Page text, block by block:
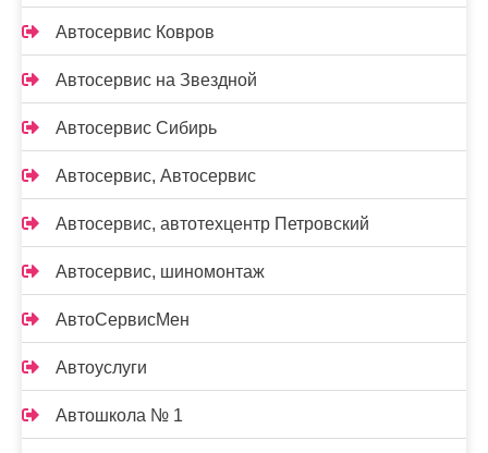
Автосервис Ковров
Автосервис на Звездной
Автосервис Сибирь
Автосервис, Автосервис
Автосервис, автотехцентр Петровский
Автосервис, шиномонтаж
АвтоСервисМен
Автоуслуги
Автошкола № 1